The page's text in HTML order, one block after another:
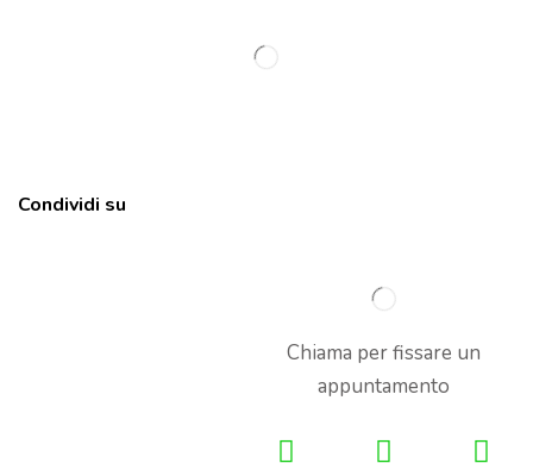
Condividi su
Chiama per fissare un
appuntamento